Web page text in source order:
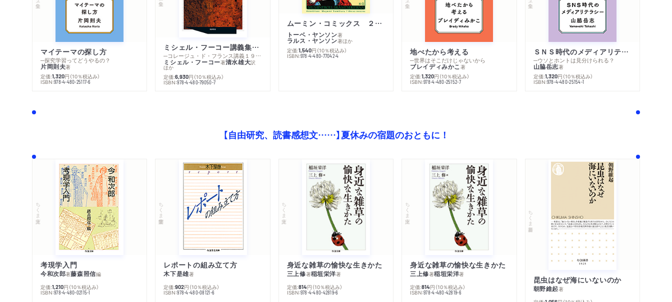
マイテーマの探し方
─探究学習ってどうやるの？
片岡則夫著
定価:1,320円 （10％税込み）
ISBN:978-4-480-25117-6
ミシェル・フーコー講義集成１０ 主体性と真理
─コレージュ・ド・フランス講義１９８０－１９８１年度
ミシェル・フーコー著清水雄大訳
ほか
定価:6,930円 （10％税込み）
ISBN:978-4-480-79050-7
ムーミン・コミックス ２ あこがれの遠い土地
トーベ・ヤンソン著
ラルス・ヤンソン著ほか
定価:1,540円 （10％税込み）
ISBN:978-4-480-77042-4 地べたから考える
─世界はそこだけじゃないから
ブレイディみかこ著
定価:1,320円 （10％税込み）
ISBN:978-4-480-25152-7
ＳＮＳ時代のメディアリテラシー
─ウソとホントは見分けられる？
山脇岳志著
定価:1,320円 （10％税込み）
ISBN:978-4-480-25154-1
【自由研究、読書感想文……】夏休みの宿題のおともに！
ちくま文庫
考現学入門
今和次郎著藤森照信編
定価:1,210円 （10％税込み）
ISBN:978-4-480-02115-1
ちくま学芸文庫
レポートの組み立て方
木下是雄著
定価:902円 （10％税込み）
ISBN:978-4-480-08121-6
ちくま文庫
身近な雑草の愉快な生きかた
三上修著稲垣栄洋著
定価:814円 （10％税込み）
ISBN:978-4-480-42819-6
ちくま文庫
身近な雑草の愉快な生きかた
三上修著稲垣栄洋著
定価:814円 （10％税込み）
ISBN:978-4-480-42819-6
ちくま新書
昆虫はなぜ海にいないのか
朝野維起著